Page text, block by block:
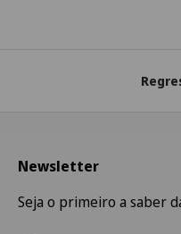
Newsletter
Seja o primeiro a saber